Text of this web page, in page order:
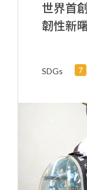
世界首
韌性新
SDGs